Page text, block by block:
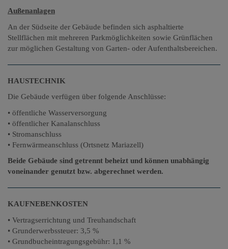
Außenanlagen
An der Südseite der Gebäude befinden sich asphaltierte
Stellflächen mit mehreren Parkmöglichkeiten sowie Grünflächen
zur möglichen Gestaltung von Garten- oder Aufenthaltsbereichen.
HAUSTECHNIK
Die Gebäude verfügen über folgende Anschlüsse:
• öffentliche Wasserversorgung
• öffentlicher Kanalanschluss
• Stromanschluss
• Fernwärmeanschluss (Ortsnetz Mariazell)
Beide Gebäude sind getrennt beheizt und können unabhängig
voneinander genutzt bzw. abgerechnet werden.
KAUFNEBENKOSTEN
• Vertragserrichtung und Treuhandschaft
• Grunderwerbssteuer: 3,5 %
• Grundbucheintragungsgebühr: 1,1 %